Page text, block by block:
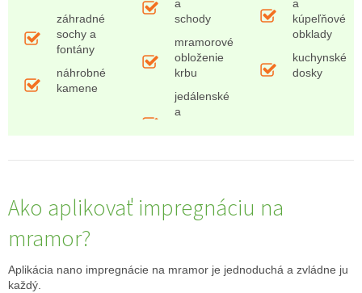
záhradné
sochy a
fontány
náhrobné
kamene
a
schody
mramorové
obloženie
krbu
jedálenské
a
a
kúpeľňové
obklady
kuchynské
dosky
Ako aplikovať impregnáciu na
mramor?
Aplikácia nano impregnácie na mramor je jednoduchá a zvládne ju
každý.